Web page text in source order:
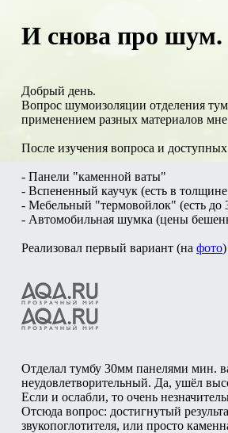
И снова про шум.
Добрый день.
Вопрос шумоизоляции отделения
применением разных материалов мне
После изучения вопроса и
- Панели "каменной ваты"
- Вспененный каучук (есть в
- Мебельный "термовойлок" (есть
- Автомобильная шумка (цены
Реализовал первый вариант (на фото)
Отделал тумбу 30мм панелями мин.
неудовлетворительный. Да, ушёл
Если и ослабли, то очень
Отсюда вопрос: достигнутый
звукопоглотителя, или просто